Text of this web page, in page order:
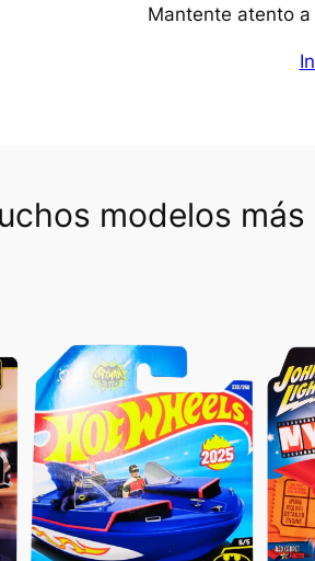
Mantente atento
modelos